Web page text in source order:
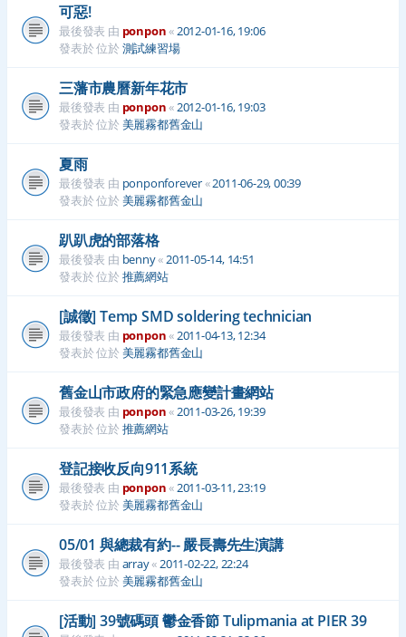
可惡!
最後發表 由 ponpon« 2012-01-16, 19:06
發表於 位於 測試練習場
三藩市農曆新年花市
最後發表 由 ponpon« 2012-01-16, 19:03
發表於 位於 美麗霧都舊金山
夏雨
最後發表 由 ponponforever«2011-06-29, 00:39
發表於 位於 美麗霧都舊金山
趴趴虎的部落格
最後發表 由 benny« 2011-05-14, 14:51
發表於 位於 推薦網站
[誠徵] Temp SMD soldering technician
最後發表 由 ponpon« 2011-04-13, 12:34
發表於 位於 美麗霧都舊金山
舊金山市政府的緊急應變計畫網站
最後發表 由 ponpon« 2011-03-26, 19:39
發表於 位於 推薦網站
登記接收反向911系統
最後發表 由 ponpon« 2011-03-11, 23:19
發表於 位於 美麗霧都舊金山
05/01 與總裁有約-- 嚴長壽先生演講
最後發表 由 array« 2011-02-22, 22:24
發表於 位於 美麗霧都舊金山
[活動] 39號碼頭 鬱金香節 Tulipmania at PIER 39